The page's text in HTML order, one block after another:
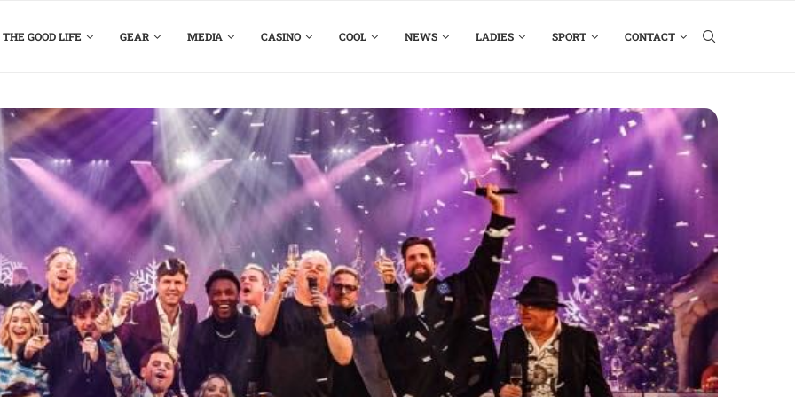
THE GOOD LIFE GEAR MEDIA CASINO COOL NEWS LADIES SPORT CONTACT